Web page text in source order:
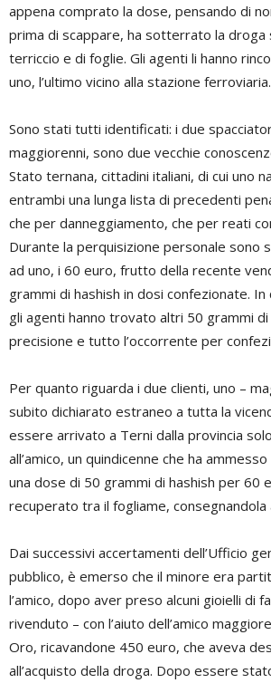
appena comprato la dose, pensando di
prima di scappare, ha sotterrato la droga
terriccio e di foglie. Gli agenti li hanno
uno, l’ultimo vicino alla stazione ferroviaria.
Sono stati tutti identificati: i due
maggiorenni, sono due vecchie
Stato ternana, cittadini italiani, di cui uno
entrambi una lunga lista di precedenti
che per danneggiamento, che per reati
Durante la perquisizione personale sono
ad uno, i 60 euro, frutto della recente
grammi di hashish in dosi confezionate. In
gli agenti hanno trovato altri 50 grammi di
precisione e tutto l’occorrente per
Per quanto riguarda i due clienti, uno –
subito dichiarato estraneo a tutta la
essere arrivato a Terni dalla provincia
all’amico, un quindicenne che ha
una dose di 50 grammi di hashish per 60
recuperato tra il fogliame, consegnandola
Dai successivi accertamenti dell’Ufficio
pubblico, è emerso che il minore era
l’amico, dopo aver preso alcuni gioielli di
rivenduto – con l’aiuto dell’amico
Oro, ricavandone 450 euro, che aveva
all’acquisto della droga. Dopo essere